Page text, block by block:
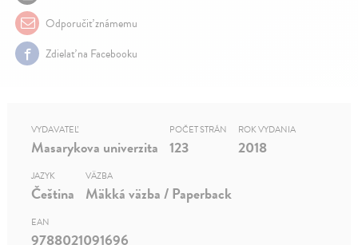
Odporučiť známemu
Zdielať na Facebooku
VYDAVATEĽ
Masarykova univerzita
POČET STRÁN
123
ROK VYDANIA
2018
JAZYK
Čeština
VÄZBA
Mäkká väzba / Paperback
EAN
9788021091696